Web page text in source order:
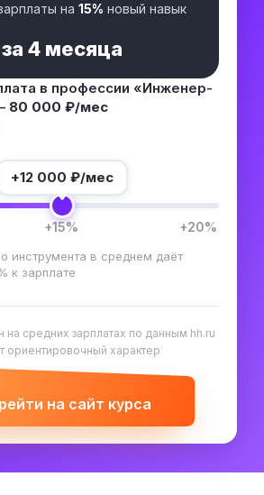
на 15% новый навык
за 4 месяца
в профессии «Инженер-
80 000 ₽/мес
+12 000 ₽/мес
+15% +20%
инструмента в среднем даёт
к зарплате
на средних зарплатах по данным hh.ru
ориентировочный характер
на сайт курса